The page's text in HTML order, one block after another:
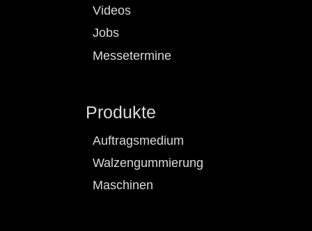
Videos
Jobs
Messetermine
Produkte
Auftragsmedium
Walzengummierung
Maschinen